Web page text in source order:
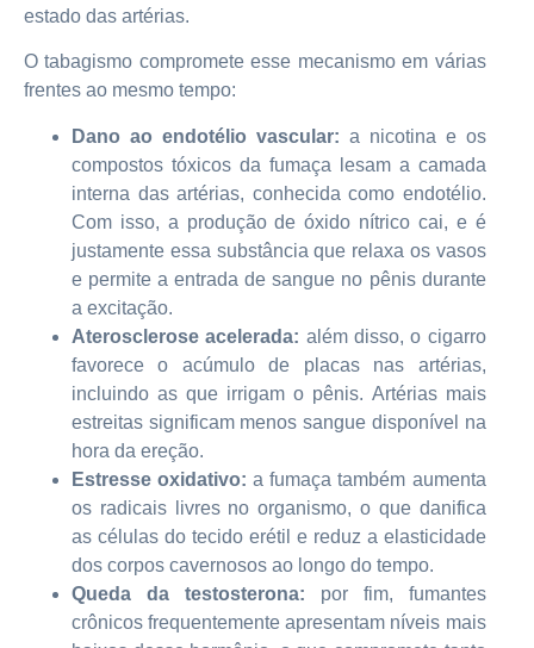
estado das artérias.
O tabagismo compromete esse mecanismo em várias
frentes ao mesmo tempo:
Dano ao endotélio vascular: a nicotina e os
compostos tóxicos da fumaça lesam a camada
interna das artérias, conhecida como endotélio.
Com isso, a produção de óxido nítrico cai, e é
justamente essa substância que relaxa os vasos
e permite a entrada de sangue no pênis durante
a excitação.
Aterosclerose acelerada: além disso, o cigarro
favorece o acúmulo de placas nas artérias,
incluindo as que irrigam o pênis. Artérias mais
estreitas significam menos sangue disponível na
hora da ereção.
Estresse oxidativo: a fumaça também aumenta
os radicais livres no organismo, o que danifica
as células do tecido erétil e reduz a elasticidade
dos corpos cavernosos ao longo do tempo.
Queda da testosterona: por fim, fumantes
crônicos frequentemente apresentam níveis mais